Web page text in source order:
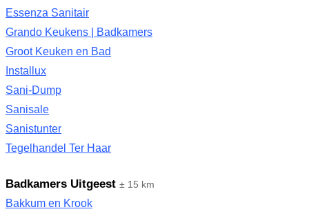
Essenza Sanitair
Grando Keukens | Badkamers
Groot Keuken en Bad
Installux
Sani-Dump
Sanisale
Sanistunter
Tegelhandel Ter Haar
Badkamers Uitgeest ± 15 km
Bakkum en Krook